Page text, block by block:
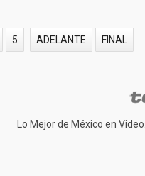
5 ADELANTE FINAL
Lo Mejor de México en